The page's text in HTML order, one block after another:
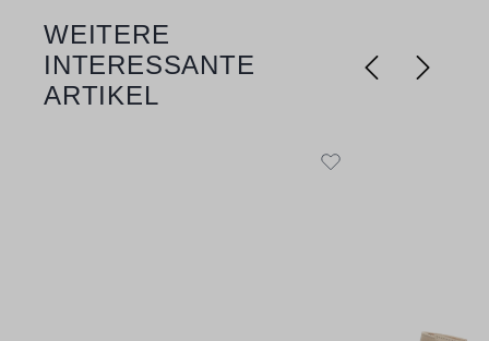
Produktgalerie überspringen
WEITERE
INTERESSANTE
ARTIKEL